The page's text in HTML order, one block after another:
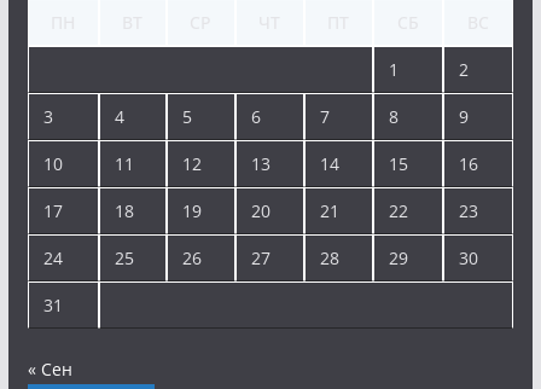
1 2
3 4 5 6 7 8 9
10 11 12 13 14 15 16
17 18 19 20 21 22 23
24 25 26 27 28 29 30
31
« Сен